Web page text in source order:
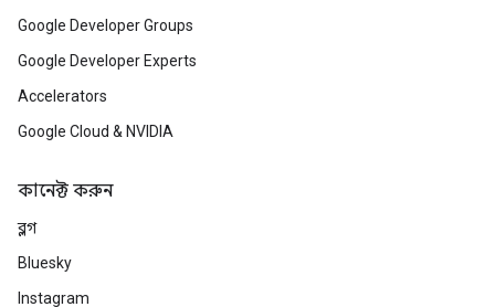
Google Developer Groups
Google Developer Experts
Accelerators
Google Cloud & NVIDIA
কানেক্ট করুন
ব্লগ
Bluesky
Instagram